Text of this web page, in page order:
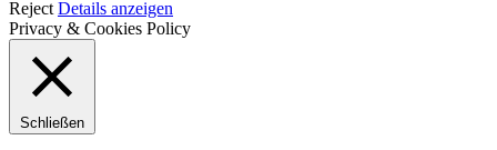
Reject Details anzeigen
Privacy & Cookies Policy
Schließen